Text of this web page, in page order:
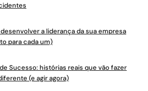
a liderança da sua empresa
para cada um)
Sucesso: histórias reais que vão fazer
(e agir agora)